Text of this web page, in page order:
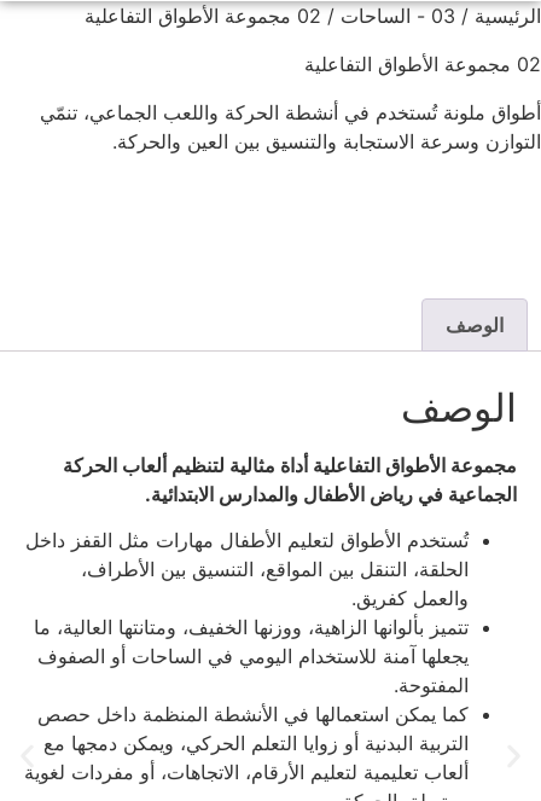
الرئيسية / 03 - الساحات
/ 02 مجموعة الأطواق التفاعلية
02 مجموعة الأطواق التفاعلية
أطواق ملونة تُستخدم في أنشطة الحركة واللعب الجماعي، تنمّي
التوازن وسرعة الاستجابة والتنسيق بين العين والحركة.
الوصف
الوصف
مجموعة الأطواق التفاعلية أداة مثالية لتنظيم ألعاب الحركة
الجماعية في رياض الأطفال والمدارس الابتدائية.
تُستخدم الأطواق لتعليم الأطفال مهارات مثل القفز داخل
الحلقة، التنقل بين المواقع، التنسيق بين الأطراف،
والعمل كفريق.
تتميز بألوانها الزاهية، ووزنها الخفيف، ومتانتها العالية، ما
يجعلها آمنة للاستخدام اليومي في الساحات أو الصفوف
المفتوحة.
كما يمكن استعمالها في الأنشطة المنظمة داخل حصص
التربية البدنية أو زوايا التعلم الحركي، ويمكن دمجها مع
ألعاب تعليمية لتعليم الأرقام، الاتجاهات، أو مفردات لغوية